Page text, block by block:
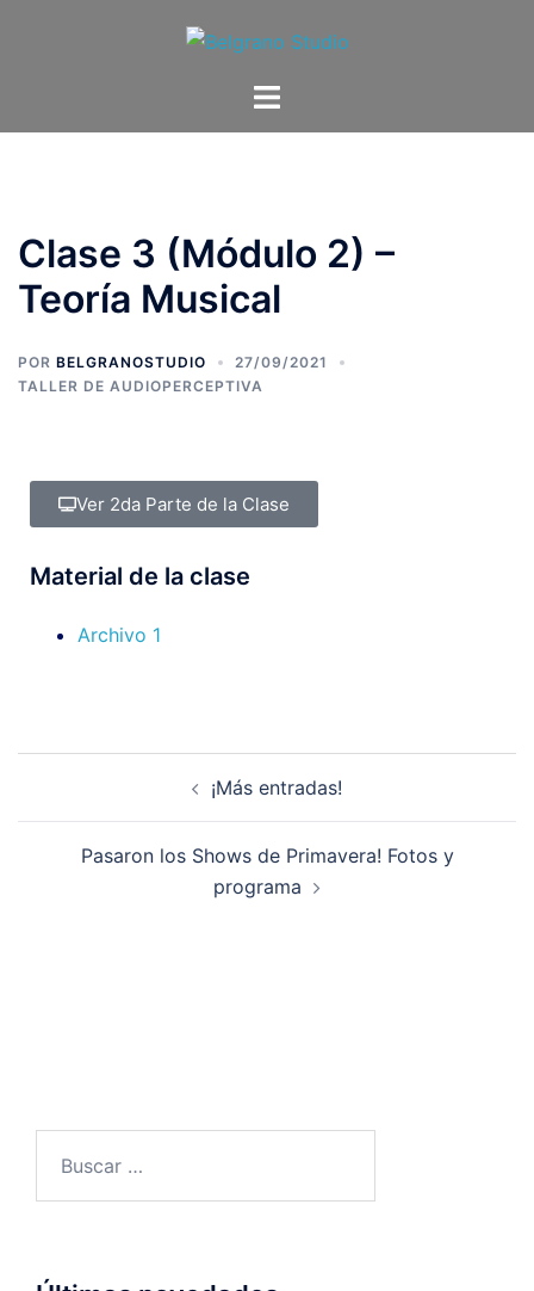
Clase 3 (Módulo 2) –
Teoría Musical
POR BELGRANOSTUDIO
27/09/2021
TALLER DE AUDIOPERCEPTIVA
Ver 2da Parte de la Clase
Material de la clase
Archivo 1
¡Más entradas!
Pasaron los Shows de Primavera! Fotos y
programa